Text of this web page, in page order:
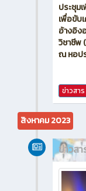
ประชุม
เพื่อขั
อ้างอิง
วิชาชีพ
ณ หอป
ข่าวสา
สิงหาคม 2023
ข่าวสา